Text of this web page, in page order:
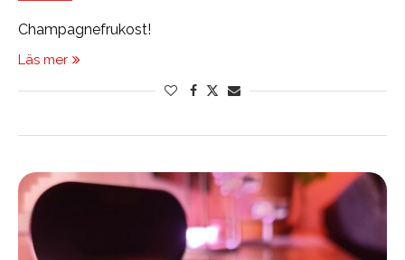
Champagnefrukost!
Läs mer